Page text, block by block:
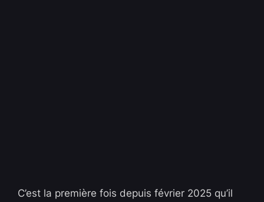
C’est la première fois depuis février 2025 qu’il